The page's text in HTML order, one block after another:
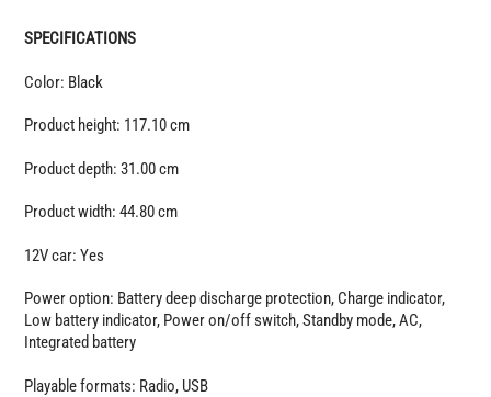
SPECIFICATIONS
Color: Black
Product height: 117.10 cm
Product depth: 31.00 cm
Product width: 44.80 cm
12V car: Yes
Power option: Battery deep discharge protection, Charge indicator,
Low battery indicator, Power on/off switch, Standby mode, AC,
Integrated battery
Playable formats: Radio, USB